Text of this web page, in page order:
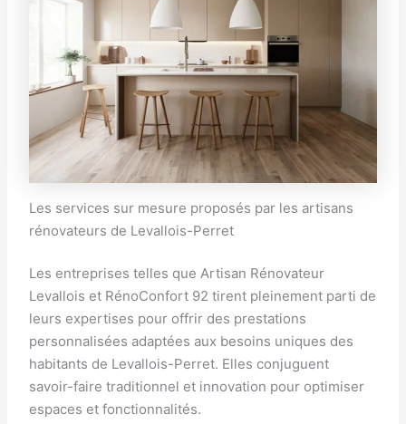
Les services sur mesure proposés par les artisans
rénovateurs de Levallois-Perret
Les entreprises telles que Artisan Rénovateur
Levallois et RénoConfort 92 tirent pleinement parti de
leurs expertises pour offrir des prestations
personnalisées adaptées aux besoins uniques des
habitants de Levallois-Perret. Elles conjuguent
savoir-faire traditionnel et innovation pour optimiser
espaces et fonctionnalités.